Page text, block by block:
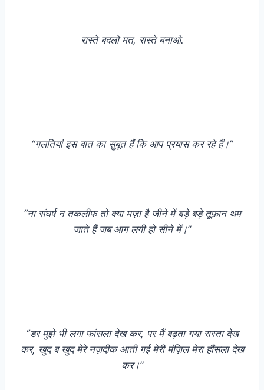
रास्ते बदलो मत, रास्ते बनाओ.
“गलतियां इस बात का सुबूत हैं कि आप प्रयास कर रहे हैं।”
“ना संघर्ष न तकलीफ तो क्या मज़ा है जीने में बड़े बड़े तूफ़ान थम
जाते हैं जब आग लगी हो सीने में।”
“डर मुझे भी लगा फांसला देख कर, पर मैं बढ़ता गया रास्ता देख
कर, खुद ब खुद मेरे नज़दीक आती गई मेरी मंज़िल मेरा हौंसला देख
कर।”